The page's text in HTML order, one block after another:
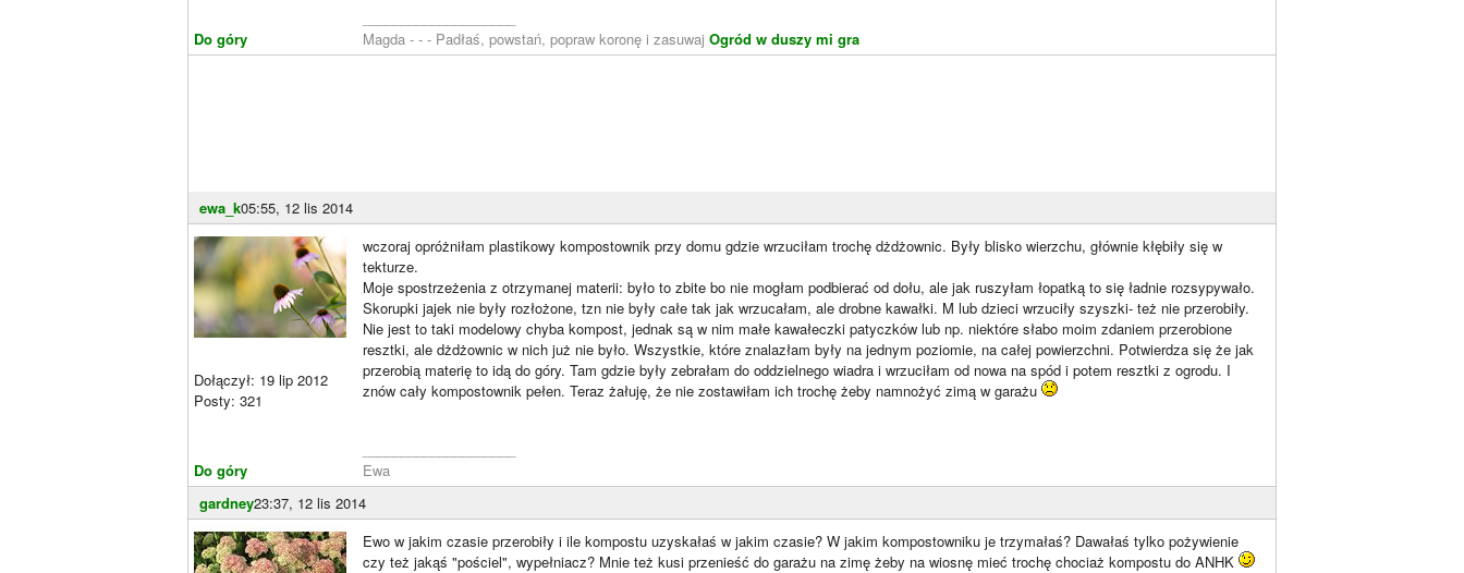
Do góry
Magda - - - Padłaś, powstań, popraw koronę i zasuwaj Ogród w duszy mi gra
ewa_k05:55, 12 lis 2014
Dołączył: 19 lip 2012
Posty: 321
Do góry
wczoraj opróżniłam plastikowy kompostownik przy domu gdzie wrzuciłam trochę dżdżownic. Były blisko wierzchu, głównie kłębiły się w
tekturze.
Moje spostrzeżenia z otrzymanej materii: było to zbite bo nie mogłam podbierać od dołu, ale jak ruszyłam łopatką to się ładnie rozsypywało.
Skorupki jajek nie były rozłożone, tzn nie były całe tak jak wrzucałam, ale drobne kawałki. M lub dzieci wrzuciły szyszki- też nie przerobiły.
Nie jest to taki modelowy chyba kompost, jednak są w nim małe kawałeczki patyczków lub np. niektóre słabo moim zdaniem przerobione
resztki, ale dżdżownic w nich już nie było. Wszystkie, które znalazłam były na jednym poziomie, na całej powierzchni. Potwierdza się że jak
przerobią materię to idą do góry. Tam gdzie były zebrałam do oddzielnego wiadra i wrzuciłam od nowa na spód i potem resztki z ogrodu. I
znów cały kompostownik pełen. Teraz żałuję, że nie zostawiłam ich trochę żeby namnożyć zimą w garażu
Ewa
gardney23:37, 12 lis 2014
Ewo w jakim czasie przerobiły i ile kompostu uzyskałaś w jakim czasie? W jakim kompostowniku je trzymałaś? Dawałaś tylko pożywienie
czy też jakąś "pościel", wypełniacz? Mnie też kusi przenieść do garażu na zimę żeby na wiosnę mieć trochę chociaż kompostu do ANHK